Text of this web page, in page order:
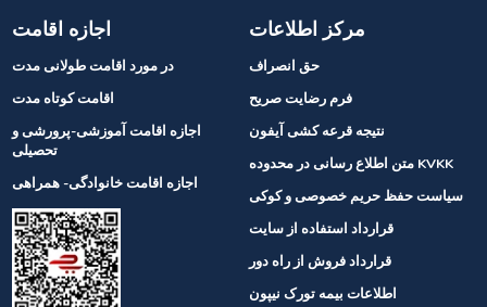
اجازه اقامت
در مورد اقامت طولانی مدت
اقامت کوتاه مدت
اجازه اقامت آموزشی-پرورشی و
تحصیلی
اجازه اقامت خانوادگی- همراهی
مرکز اطلاعات
حق انصراف
فرم رضایت صریح
نتیجه قرعه کشی آیفون
متن اطلاع رسانی در محدوده KVKK
سیاست حفظ حریم خصوصی و کوکی
قرارداد استفاده از سایت
قرارداد فروش از راه دور
اطلاعات بیمه تورک نیپون